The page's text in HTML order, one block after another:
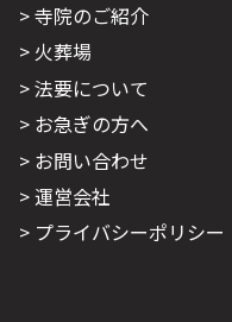
寺院のご紹介
火葬場
法要について
お急ぎの方へ
お問い合わせ
運営会社
プライバシーポリシー